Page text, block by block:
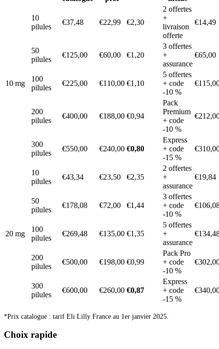
10 mg
10
pilules
€37,48 €22,99 €2,30
2 offertes
+
livraison
offerte
€14,49
50
pilules
€125,00 €60,00 €1,20
3 offertes
+
assurance
€65,00
100
pilules
€225,00 €110,00 €1,10
5 offertes
+ code
-10 %
200
pilules
€400,00 €188,00 €0,94
Pack
Premium
+ code
-10 %
300
pilules
€550,00 €240,00 €0,80
Express
+ code
-15 %
20 mg
10
pilules
€43,34 €23,50 €2,35
2 offertes
+
assurance
€19,84
50
pilules
€178,08 €72,00 €1,44
3 offertes
+ code
-10 %
100
pilules
€269,48 €135,00 €1,35
5 offertes
+
assurance
200
pilules
€500,00 €198,00 €0,99
Pack Pro
+ code
-10 %
300
pilules
€600,00 €260,00 €0,87
Express
+ code
-15 %
*Prix catalogue : tarif Eli Lilly France au 1er janvier 2025.
Choix rapide